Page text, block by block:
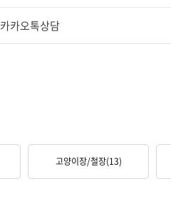
카카오톡상담
고양이장/철장(13)